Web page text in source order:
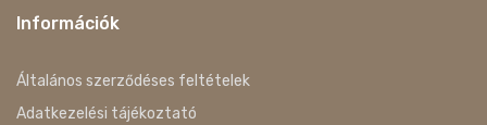
Információk
Általános szerződéses feltételek
Adatkezelési tájékoztató